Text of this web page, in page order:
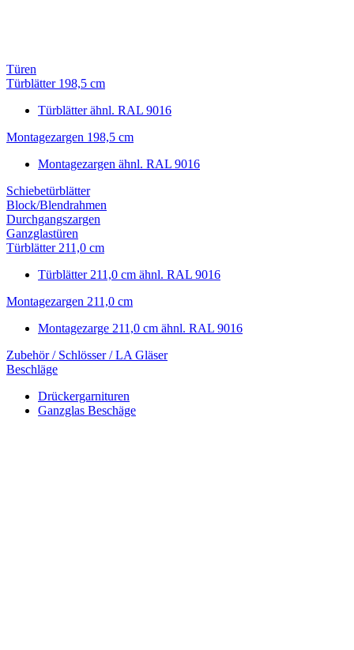
Türen
Türblätter 198,5 cm
Türblätter ähnl. RAL 9016
Montagezargen 198,5 cm
Montagezargen ähnl. RAL 9016
Schiebetürblätter
Block/Blendrahmen
Durchgangszargen
Ganzglastüren
Türblätter 211,0 cm
Türblätter 211,0 cm ähnl. RAL 9016
Montagezargen 211,0 cm
Montagezarge 211,0 cm ähnl. RAL 9016
Zubehör / Schlösser / LA Gläser
Beschläge
Drückergarnituren
Ganzglas Beschäge